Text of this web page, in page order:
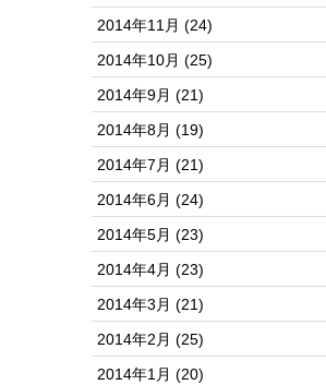
2014年11月 (24)
2014年10月 (25)
2014年9月 (21)
2014年8月 (19)
2014年7月 (21)
2014年6月 (24)
2014年5月 (23)
2014年4月 (23)
2014年3月 (21)
2014年2月 (25)
2014年1月 (20)